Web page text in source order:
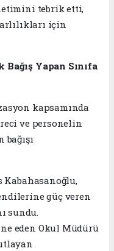
tebrik etti,
için
Yapan Sınıfa
kapsamında
ve personelin
güç veren
sundu.
eden Okul Müdürü